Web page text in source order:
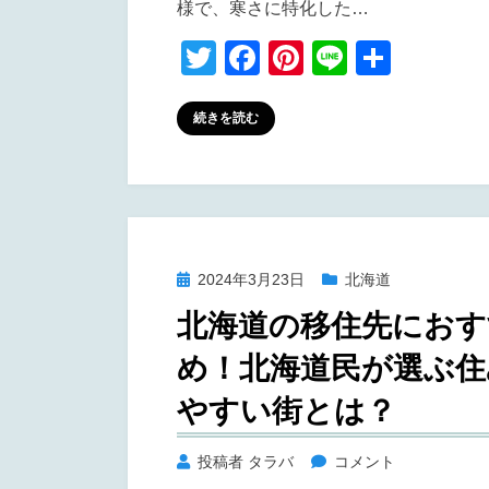
様で、寒さに特化した…
T
wi
tt
F
a
c
b
o
k
Pi
st
Li
続きを読む
投
稿
日:
2024年3月23日 北海道
北海道の移住先にお
め！北海道民が選ぶ
やすい街とは？
投稿者 タラバ
北
コメント